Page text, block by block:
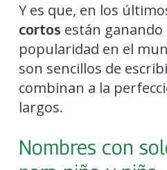
Y es que, en los
cortos están ganando
popularidad en el
son sencillos de
combinan a la
largos.
Nombres con